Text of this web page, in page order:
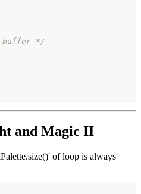
buffer */
and Magic II
of loop is always